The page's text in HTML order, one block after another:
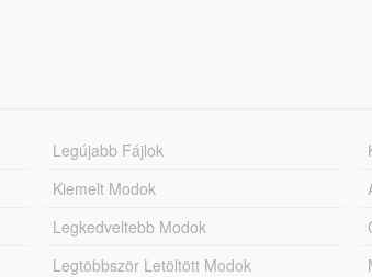
Legújabb Fájlok
Kiemelt Modok
Legkedveltebb Modok
Legtöbbször Letöltött Modok